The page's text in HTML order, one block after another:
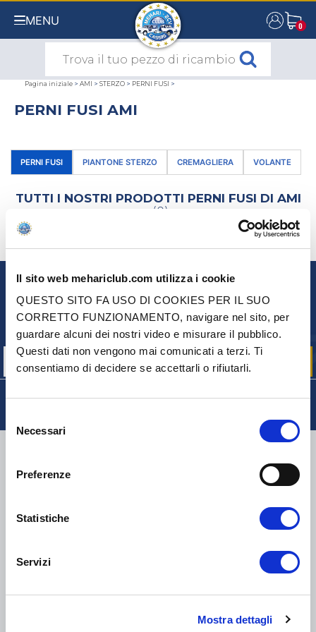
Il sito web mehariclub.com utilizza i cookie
QUESTO SITO FA USO DI COOKIES PER IL SUO
CORRETTO FUNZIONAMENTO, navigare nel sito, per
guardare alcuni dei nostri video e misurare il pubblico.
Questi dati non vengono mai comunicati a terzi. Ti
consentiamo di decidere se accettarli o rifiutarli.
delNecessari
Preferenze
Statistiche
Servizi
Mostra dettagli
MENU 0
0
Pagina iniziale > AMI > STERZO > PERNI FUSI >
PERNI FUSI AMI
PERNI FUSI PIANTONE STERZO CREMAGLIERA VOLANTE
TUTTI I NOSTRI PRODOTTI PERNI FUSI DI AMI
(0)
NEWSLETTER
Iscriviti per ricevere gratuitamente
le nostre offerte promozionali e le novità sui prodotti
COLLI DI PICCOLE DIMENSIONI:
TNT, GÉODIS, FRANCE